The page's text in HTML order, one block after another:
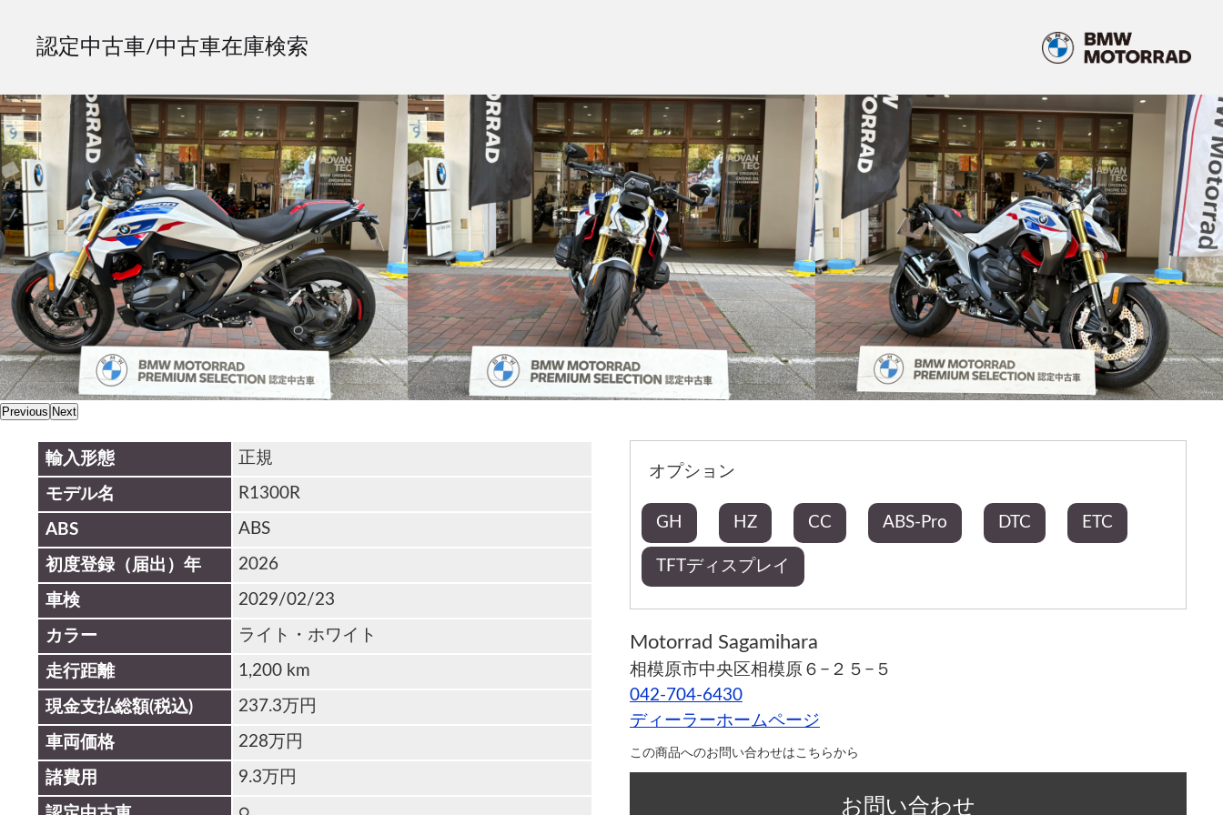
認定中古車/中古車在庫検索
Previous Next
輸入形態 正規
モデル名 R1300R
ABS ABS
初度登録（届出）年 2026
車検 2029/02/23
カラー ライト・ホワイト
走行距離 1,200 km
現金支払総額(税込) 237.3万円
車両価格 228万円
諸費用 9.3万円
オプション
GH HZ CC ABS-Pro DTC ETC
TFTディスプレイ
Motorrad Sagamihara
相模原市中央区相模原６−２５−５
042-704-6430
ディーラーホームページ
この商品へのお問い合わせはこちらから
お問い合わせ